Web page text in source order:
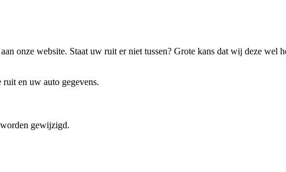
onze website. Staat uw ruit er niet tussen? Grote kans dat wij deze
en uw auto gegevens.
gewijzigd.